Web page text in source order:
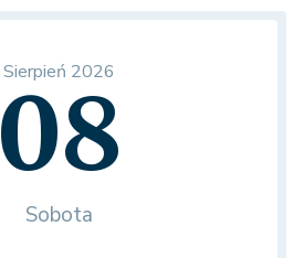
Sierpień 2026
08
Sobota